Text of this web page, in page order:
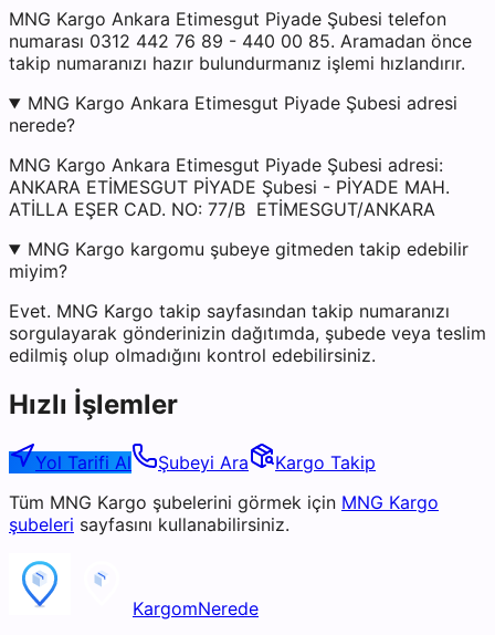
MNG Kargo Ankara Etimesgut Piyade Şubesi telefon
numarası 0312 442 76 89 - 440 00 85. Aramadan önce
takip numaranızı hazır bulundurmanız işlemi hızlandırır.
MNG Kargo Ankara Etimesgut Piyade Şubesi adresi
nerede?
MNG Kargo Ankara Etimesgut Piyade Şubesi adresi:
ANKARA ETİMESGUT PİYADE Şubesi - PİYADE MAH.
ATİLLA EŞER CAD. NO: 77/B ETİMESGUT/ANKARA
MNG Kargo kargomu şubeye gitmeden takip edebilir
miyim?
Evet. MNG Kargo takip sayfasından takip numaranızı
sorgulayarak gönderinizin dağıtımda, şubede veya teslim
edilmiş olup olmadığını kontrol edebilirsiniz.
Hızlı İşlemler
Yol Tarifi Al Şubeyi Ara
Kargo Takip
Tüm MNG Kargo şubelerini görmek için MNG Kargo
şubeleri sayfasını kullanabilirsiniz.
KargomNerede